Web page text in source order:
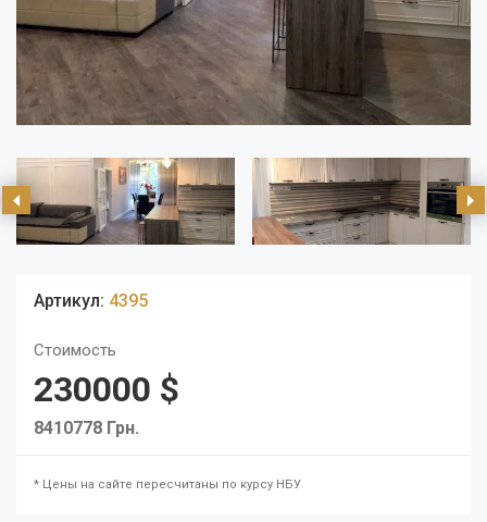
Артикул: 4395
Стоимость
230000 $
8410778 Грн.
* Цены на сайте пересчитаны по курсу НБУ